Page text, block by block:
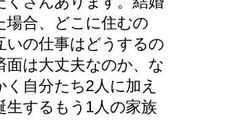
場合、どこに住むの
いの仕事はどうするの
面は大丈夫なのか、な
く自分たち2人に加え
生するもう1人の家族